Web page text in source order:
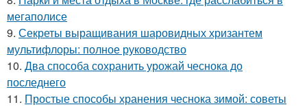
мегаполисе
9. Секреты выращивания шаровидных хризантем
мультифлоры: полное руководство
10. Два способа сохранить урожай чеснока до
последнего
11. Простые способы хранения чеснока зимой: советы